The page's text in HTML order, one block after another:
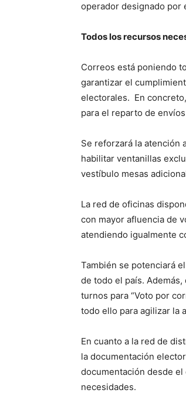
operador designado por
Todos los recursos
Correos está poniendo
garantizar el
electorales. En
para el reparto de
Se reforzará la atención
habilitar ventanillas
vestíbulo mesas
La red de oficinas
con mayor afluencia de
atendiendo igualmente
También se potenciará
de todo el país.
turnos para “Voto por
todo ello para agilizar la
En cuanto a la red de
la documentación
documentación desde
necesidades.